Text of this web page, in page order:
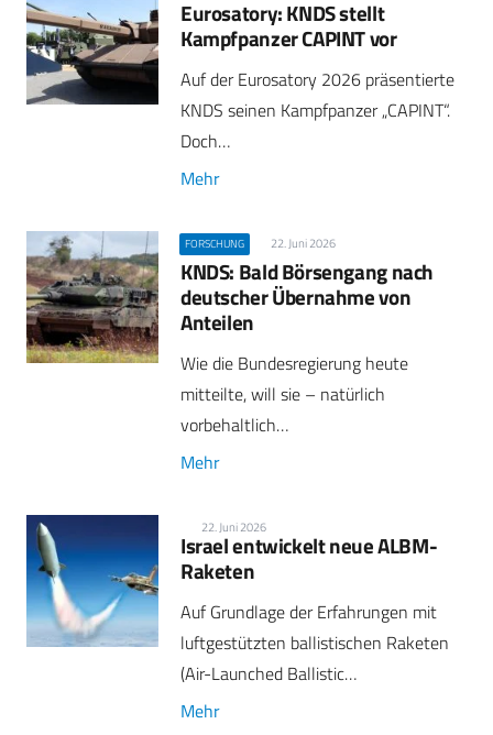
Eurosatory: KNDS stellt
Kampfpanzer CAPINT vor
Auf der Eurosatory 2026 präsentierte
KNDS seinen Kampfpanzer „CAPINT“.
Doch…
Mehr
FORSCHUNG 22. Juni 2026
KNDS: Bald Börsengang nach
deutscher Übernahme von
Anteilen
Wie die Bundesregierung heute
mitteilte, will sie – natürlich
vorbehaltlich…
Mehr
22. Juni 2026
Israel entwickelt neue ALBM-
Raketen
Auf Grundlage der Erfahrungen mit
luftgestützten ballistischen Raketen
(Air-Launched Ballistic…
Mehr